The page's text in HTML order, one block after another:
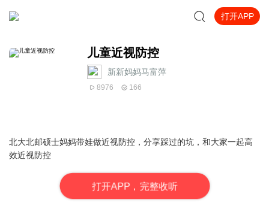
打开APP
儿童近视防控
新新妈妈马富萍
8976 166
北大北邮硕士妈妈带娃做近视防控，分享踩过的坑，和大家一起高
效近视防控
打开APP，完整收听